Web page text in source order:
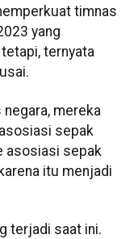
timnas
yang
ternyata
mereka
sepak
asosiasi sepak
itu menjadi
terjadi saat ini.